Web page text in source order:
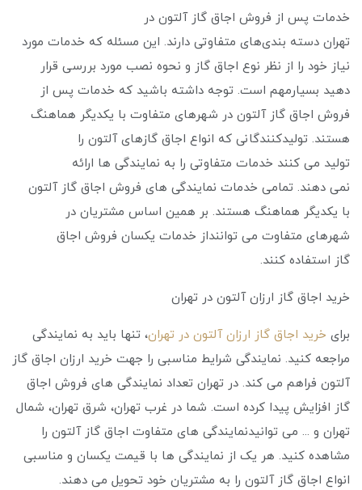
خدمات پس از فروش اجاق گاز آلتون در
تهران دسته ‌بندی‌های متفاوتی دارند. این مسئله که خدمات مورد
نیاز خود را از نظر نوع اجاق گاز و نحوه نصب مورد بررسی قرار
دهید بسیارمهم است. توجه داشته باشید که خدمات پس از
فروش اجاق گاز آلتون در شهرهای متفاوت با یکدیگر هماهنگ
هستند. تولیدکنندگانی که انواع اجاق گازهای آلتون را
تولید می‌ کنند خدمات متفاوتی را به نمایندگی ‌ها ارائه
نمی‌ دهند. تمامی خدمات نمایندگی‌ های فروش اجاق گاز آلتون
با یکدیگر هماهنگ هستند. بر همین اساس مشتریان در
شهرهای متفاوت می‌ تواننداز خدمات یکسان فروش اجاق
گاز استفاده کنند.
خرید اجاق گاز ارزان آلتون در تهران
برای خرید اجاق گاز ارزان آلتون در تهران، تنها باید به نمایندگی
مراجعه کنید. نمایندگی شرایط مناسبی را جهت خرید ارزان اجاق گاز
آلتون فراهم می ‌کند. در تهران تعداد نمایندگی ‌های فروش اجاق
گاز افزایش پیدا کرده است. شما در غرب تهران، شرق تهران، شمال
تهران و ... می ‌توانیدنمایندگی ‌های متفاوت اجاق گاز آلتون را
مشاهده کنید. هر یک از نمایندگی‌ ها با قیمت یکسان و مناسبی
انواع اجاق گاز آلتون را به مشتریان خود تحویل می ‌دهند.